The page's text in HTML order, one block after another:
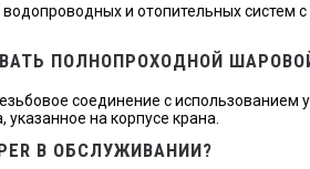
и отопительных систем
ПОЛНОПРОХОДНОЙ
соединение с использованием
на корпусе крана.
В ОБСЛУЖИВАНИИ?